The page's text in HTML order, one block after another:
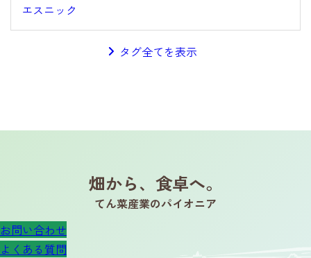
エスニック
タグ全てを表示
畑から、食卓へ。
てん菜産業のパイオニア
お問い合わせ
よくある質問